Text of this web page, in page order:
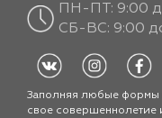
ПН-ПТ: 9:00
СБ-ВС: 9:00
Заполняя любые формы
свое совершеннолетие